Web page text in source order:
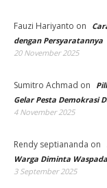
Fauzi Hariyanto on
dengan Persyaratannya
20 November 2025
Sumitro Achmad on
Gelar Pesta Demokrasi
4 November 2025
Rendy septiananda on
Warga Diminta Waspada
3 September 2025